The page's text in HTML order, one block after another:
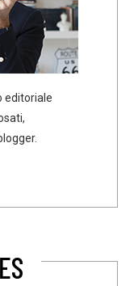
editoriale